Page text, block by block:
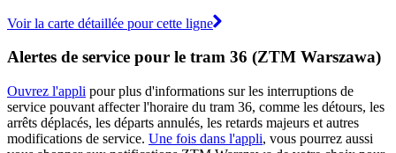
Voir la carte détaillée pour cette ligne
Alertes de service pour le tram 36 (ZTM Warszawa)
Ouvrez l'appli pour plus d'informations sur les interruptions de
service pouvant affecter l'horaire du tram 36, comme les détours, les
arrêts déplacés, les départs annulés, les retards majeurs et autres
modifications de service. Une fois dans l'appli, vous pourrez aussi